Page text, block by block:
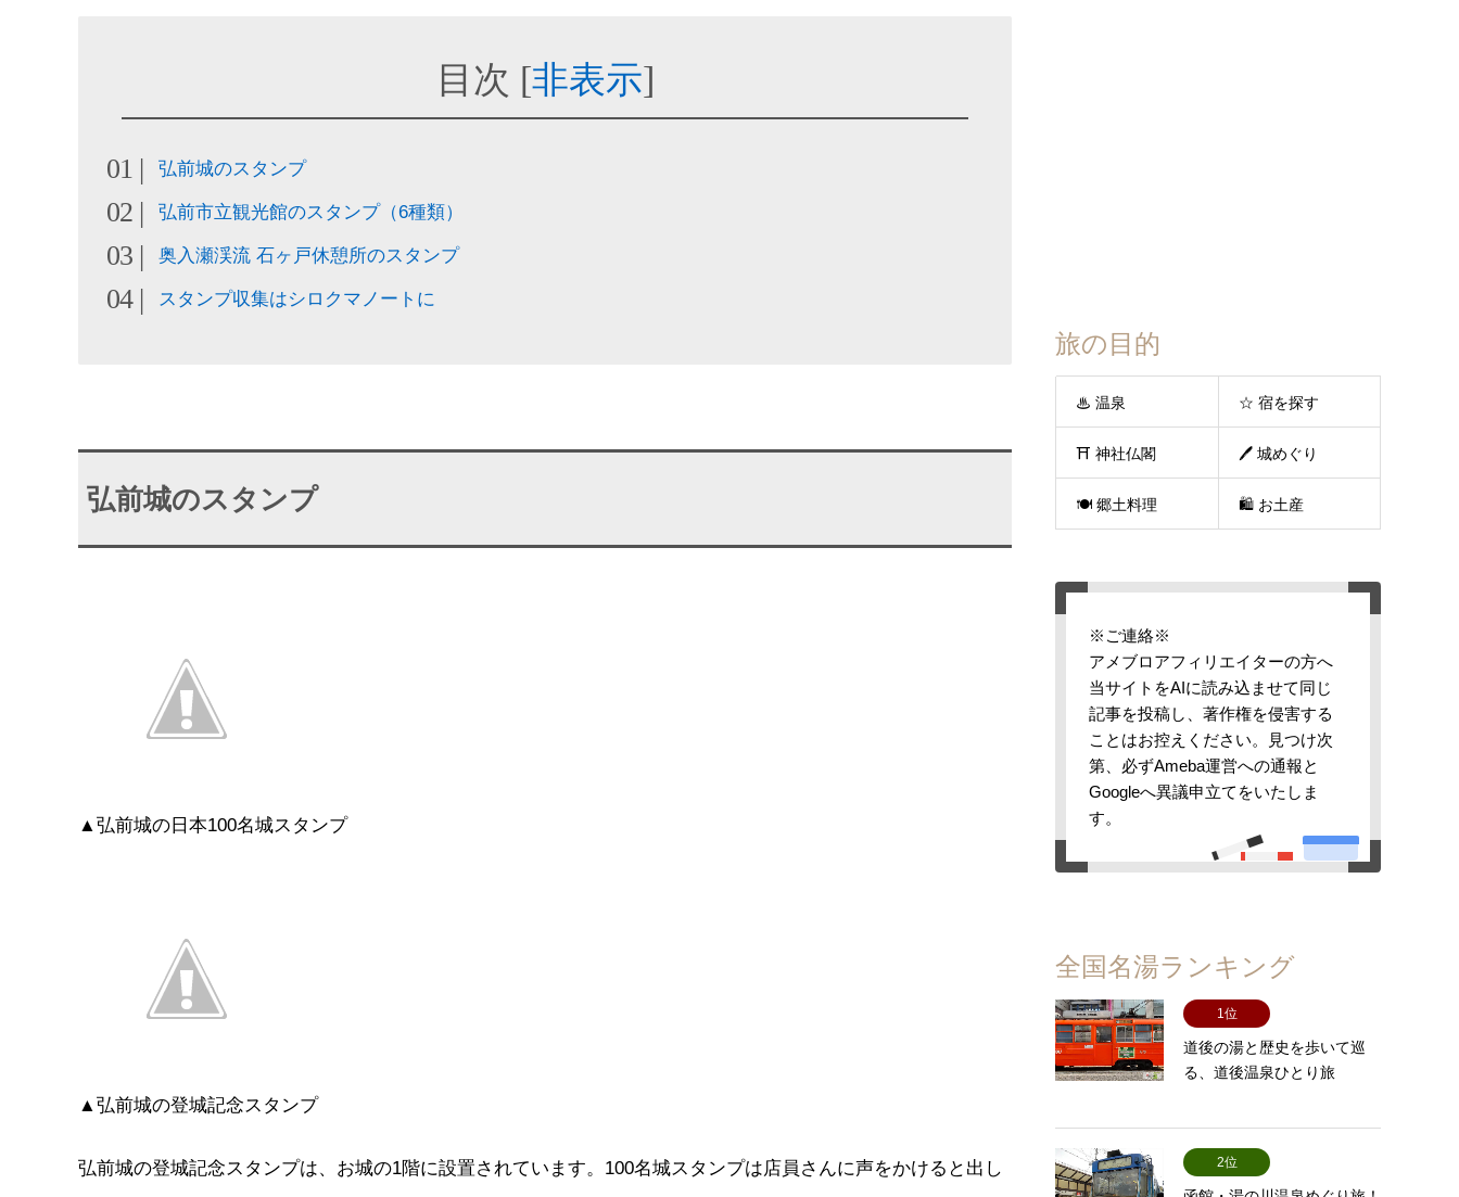
目次 [非表示]
弘前城のスタンプ
弘前市立観光館のスタンプ（6種類）
奥入瀬渓流 石ヶ戸休憩所のスタンプ
スタンプ収集はシロクマノートに
弘前城のスタンプ
▲弘前城の日本100名城スタンプ
▲弘前城の登城記念スタンプ
弘前城の登城記念スタンプは、お城の1階に設置されています。100名城スタンプは店員さんに声をかけると出し
旅の目的
♨ 温泉 ☆ 宿を探す
⛩ 神社仏閣 🖊 城めぐり
🍽 郷土料理 🛍 お土産
※ご連絡※
アメブロアフィリエイターの方へ
当サイトをAIに読み込ませて同じ
記事を投稿し、著作権を侵害する
ことはお控えください。見つけ次
第、必ずAmeba運営への通報と
Googleへ異議申立てをいたしま
す。
全国名湯ランキング
1位
道後の湯と歴史を歩いて巡
る、道後温泉ひとり旅
2位